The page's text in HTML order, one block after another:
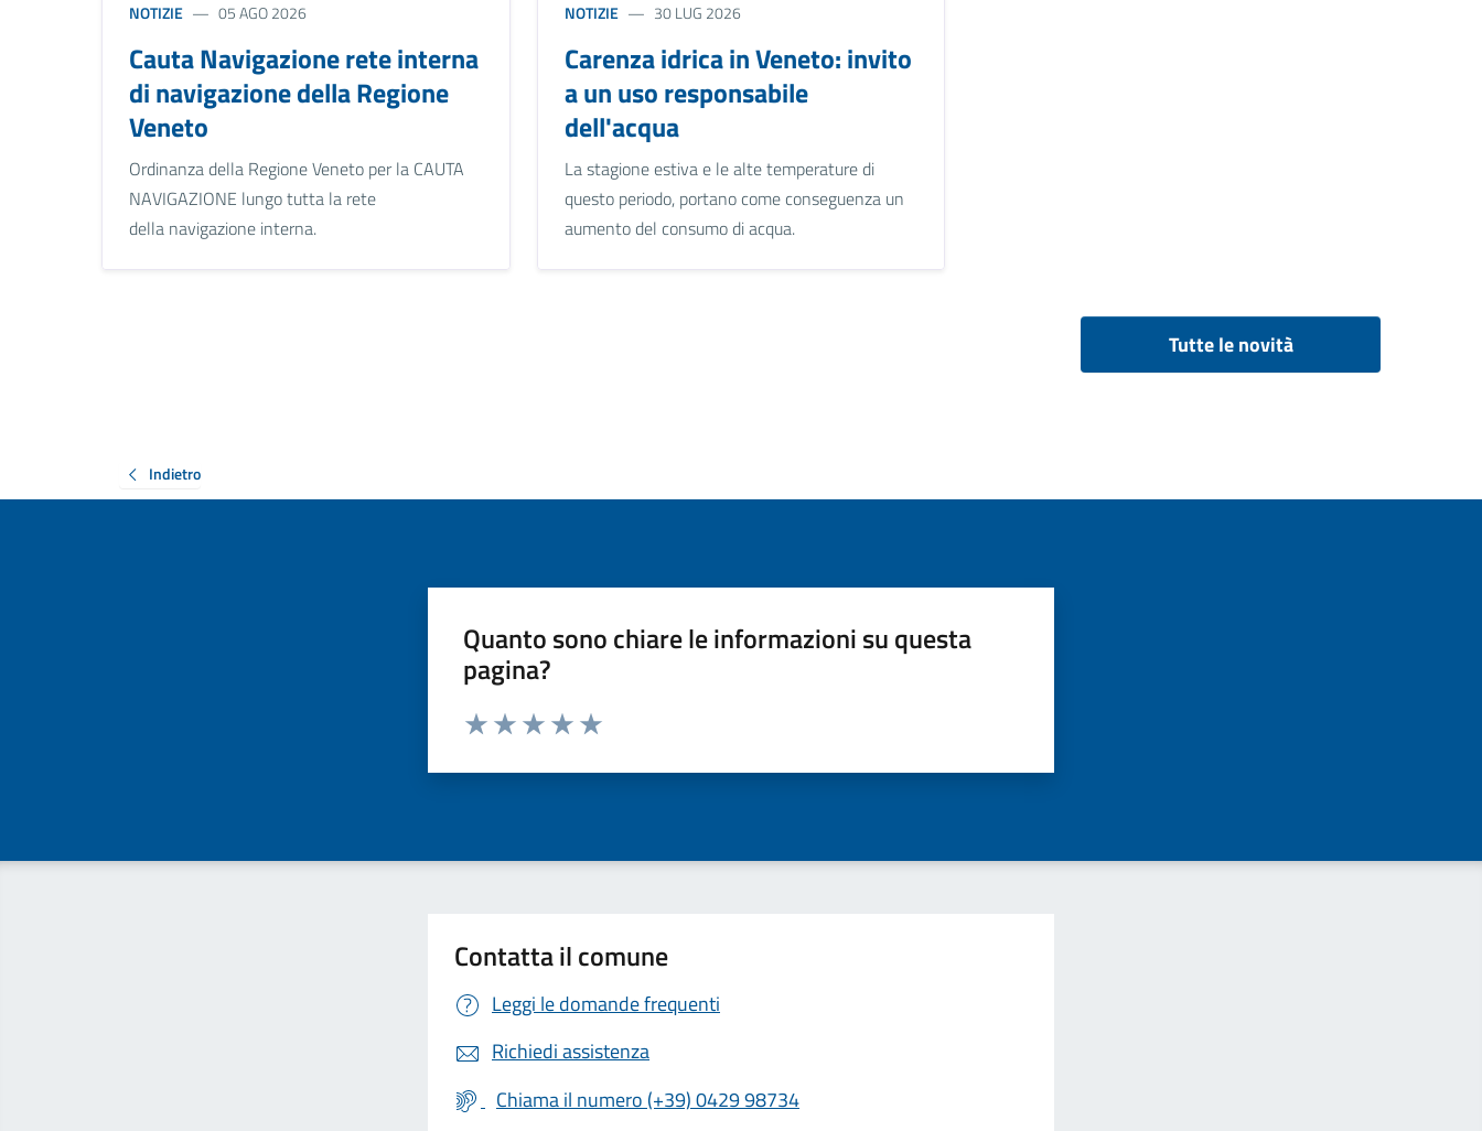
NOTIZIE 05 AGO 2026
Cauta Navigazione rete interna
di navigazione della Regione
Veneto
Ordinanza della Regione Veneto per la CAUTA
NAVIGAZIONE lungo tutta la rete
della navigazione interna.
NOTIZIE 30 LUG 2026
Carenza idrica in Veneto: invito
a un uso responsabile
dell'acqua
La stagione estiva e le alte temperature di
questo periodo, portano come conseguenza un
aumento del consumo di acqua.
Tutte le novità
Indietro
Quanto sono chiare le informazioni su questa
pagina?
Valuta da 1 a 5 stelle la pagina
Contatta il comune
Leggi le domande frequenti
Richiedi assistenza
Chiama il numero (+39) 0429 98734